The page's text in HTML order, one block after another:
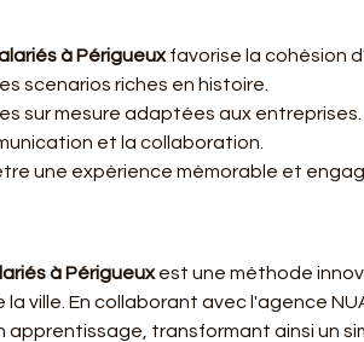
à Périgueux favorise la cohésion
scenarios riches en histoire.
sur mesure adaptées aux entreprises.
et la collaboration.
une expérience mémorable et
à Périgueux est une méthode
ville. En collaborant avec l'agence
apprentissage, transformant ainsi un